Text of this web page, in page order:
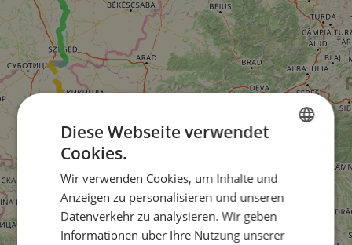
FRENCH
Diese Webseite verwendet
Cookies.
Wir verwenden Cookies, um Inhalte und
Anzeigen zu personalisieren und unseren
Datenverkehr zu analysieren. Wir geben
Informationen über Ihre Nutzung unserer